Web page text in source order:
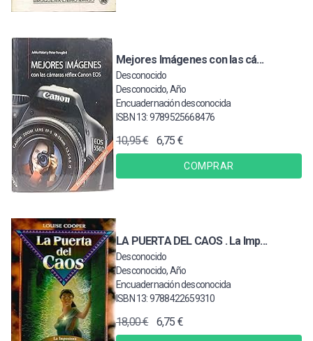
Mejores Imágenes con las cá...
Desconocido
Desconocido, Año
Encuadernación desconocida
ISBN 13: 9789525668476
10,95 € 6,75 €
COMPRAR
LA PUERTA DEL CAOS . La Imp...
Desconocido
Desconocido, Año
Encuadernación desconocida
ISBN 13: 9788422659310
18,00 € 6,75 €